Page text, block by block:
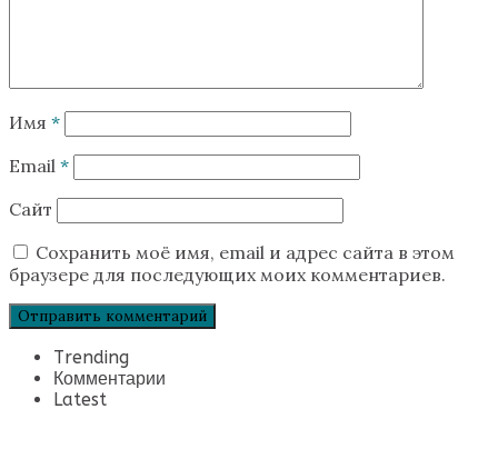
Имя *
Email *
Сайт
Сохранить моё имя, email и адрес сайта в этом
браузере для последующих моих комментариев.
Trending
Комментарии
Latest